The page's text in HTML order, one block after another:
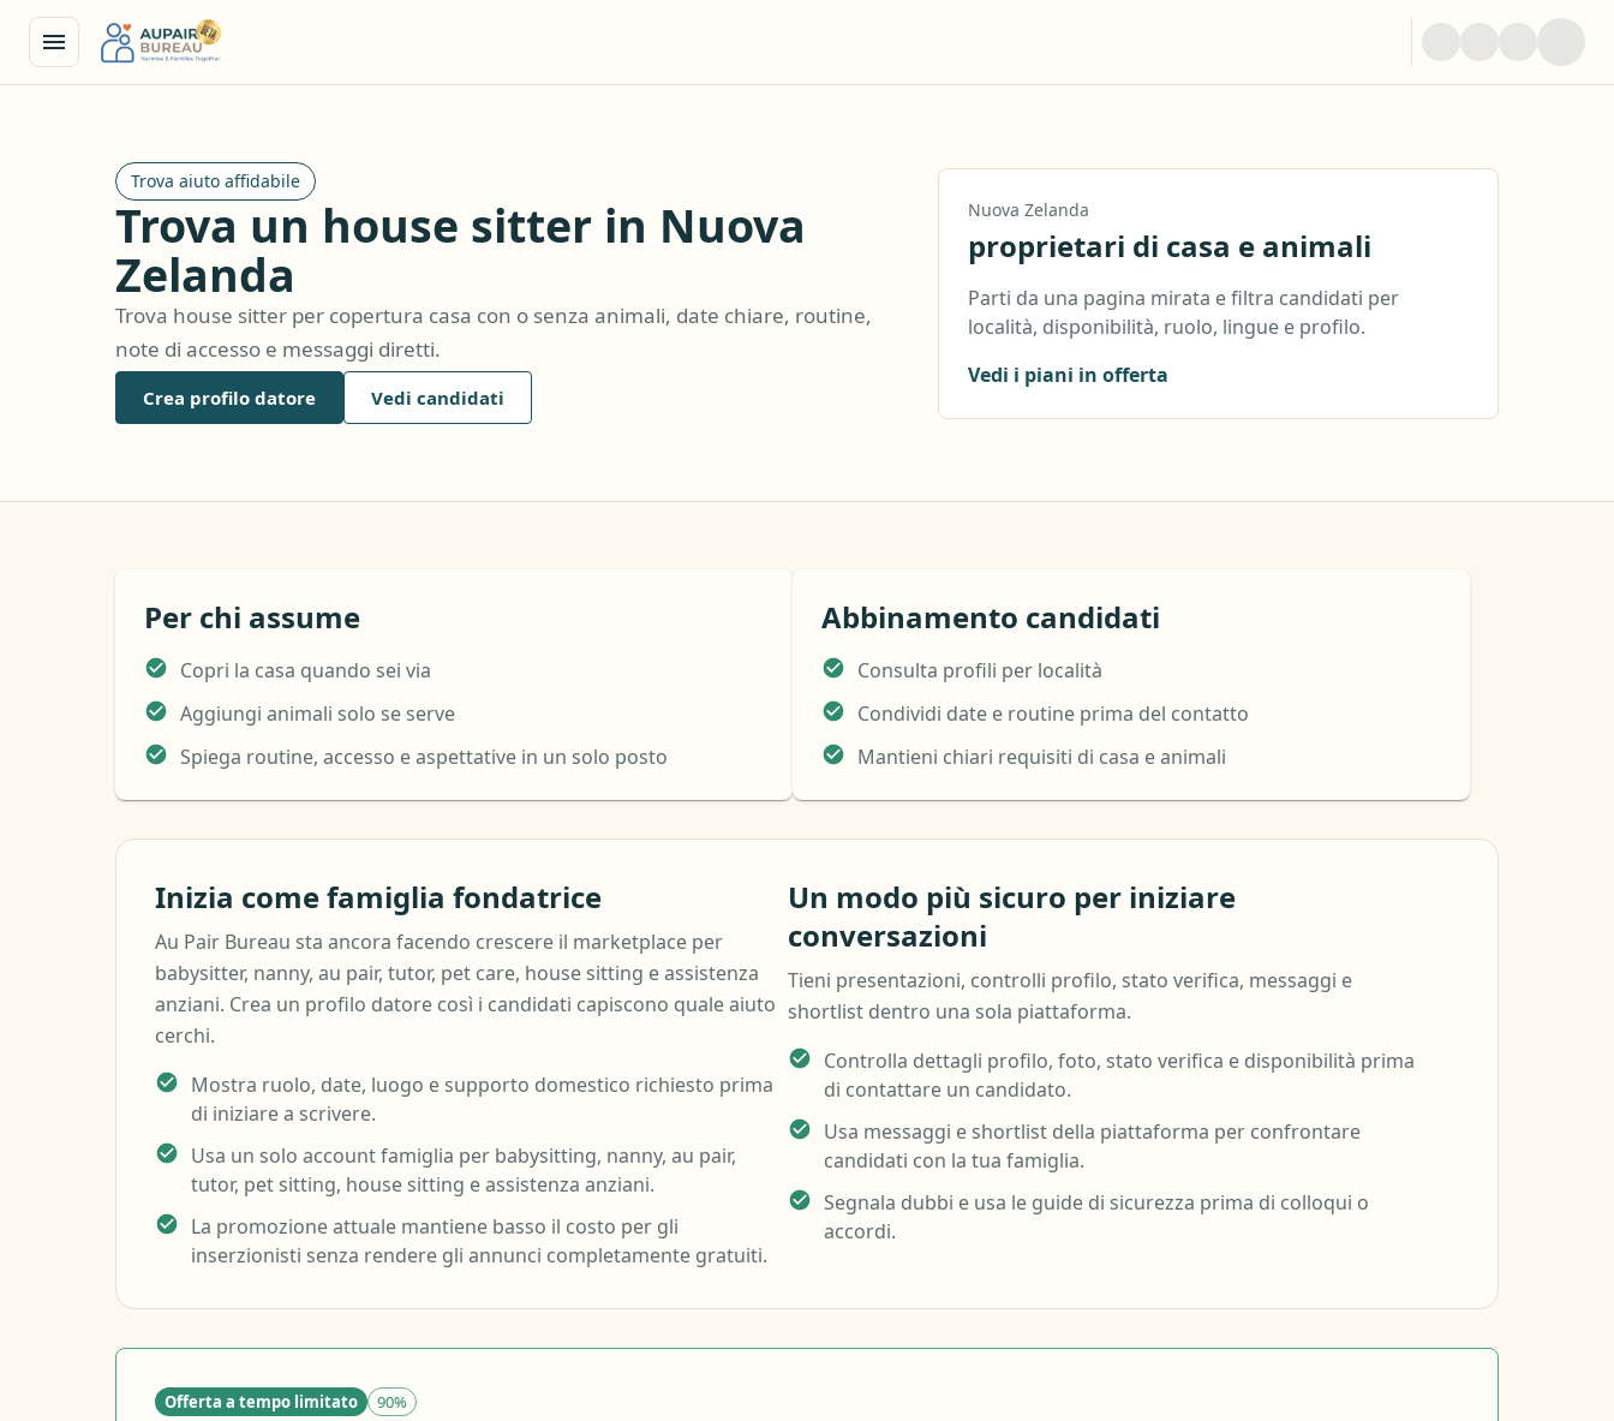
Trova aiuto affidabile
Trova un house sitter in Nuova
Zelanda
Trova house sitter per copertura casa con o senza animali, date chiare, routine,
note di accesso e messaggi diretti.
Crea profilo datore Vedi candidati
Nuova Zelanda
proprietari di casa e animali
Parti da una pagina mirata e filtra candidati per
località, disponibilità, ruolo, lingue e profilo.
Vedi i piani in offerta
Per chi assume
Copri la casa quando sei via
Aggiungi animali solo se serve
Spiega routine, accesso e aspettative in un solo posto
Abbinamento candidati
Consulta profili per località
Condividi date e routine prima del contatto
Mantieni chiari requisiti di casa e animali
Inizia come famiglia fondatrice
Au Pair Bureau sta ancora facendo crescere il marketplace per
babysitter, nanny, au pair, tutor, pet care, house sitting e assistenza
anziani. Crea un profilo datore così i candidati capiscono quale aiuto
cerchi.
Mostra ruolo, date, luogo e supporto domestico richiesto prima
di iniziare a scrivere.
Usa un solo account famiglia per babysitting, nanny, au pair,
tutor, pet sitting, house sitting e assistenza anziani.
La promozione attuale mantiene basso il costo per gli
inserzionisti senza rendere gli annunci completamente gratuiti.
Un modo più sicuro per iniziare
conversazioni
Tieni presentazioni, controlli profilo, stato verifica, messaggi e
shortlist dentro una sola piattaforma.
Controlla dettagli profilo, foto, stato verifica e disponibilità prima
di contattare un candidato.
Usa messaggi e shortlist della piattaforma per confrontare
candidati con la tua famiglia.
Segnala dubbi e usa le guide di sicurezza prima di colloqui o
accordi.
Offerta a tempo limitato 90%